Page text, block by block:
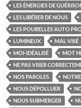
LES ÉNERGIES DE
LES LIBÉRER DE NOUS
LES POUBELLES AUTO
LUMINEUX
MAL VISÉ
MOI-IDÉALISÉ
MOT
NE PAS VISER
NOS PAROLES
NOUS DÉPOLLUER
NOUS SUBMERGER